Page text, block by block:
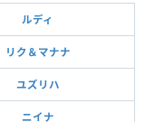
ルディ
リク＆マナナ
ユズリハ
ニイナ